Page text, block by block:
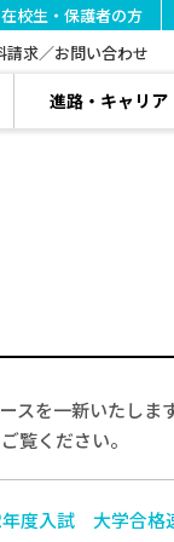
在校生・保護者の方
請求／お問い合わせ
進路・キャリア
を一新いたします
覧ください。
度入試 大学合格